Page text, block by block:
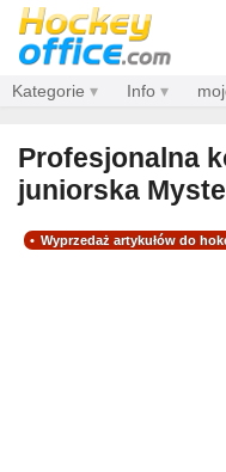
Kategorie Info
Profesjonalna
juniorska
Wyprzedaż artykułów do